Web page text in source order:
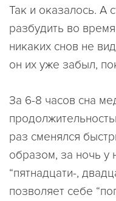
Так и оказалось. А
разбудить во
никаких снов не
он их уже забыл,
За 6-8 часов сна
раз сменялся
образом, за ночь у
“пятнадцати-,
позволяет себе